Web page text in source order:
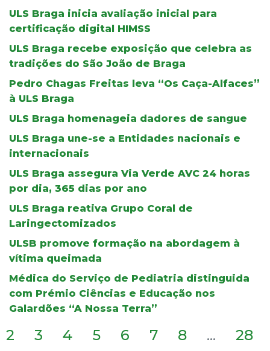
ULS Braga inicia avaliação inicial para
certificação digital HIMSS
ULS Braga recebe exposição que celebra as
tradições do São João de Braga
Pedro Chagas Freitas leva “Os Caça-Alfaces”
à ULS Braga
ULS Braga homenageia dadores de sangue
ULS Braga une-se a Entidades nacionais e
internacionais
ULS Braga assegura Via Verde AVC 24 horas
por dia, 365 dias por ano
ULS Braga reativa Grupo Coral de
Laringectomizados
ULSB promove formação na abordagem à
vítima queimada
Médica do Serviço de Pediatria distinguida
com Prémio Ciências e Educação nos
Galardões “A Nossa Terra”
2 3 4 5 6 7 8 ... 28